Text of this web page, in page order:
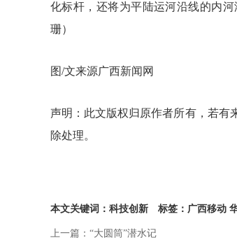
化标杆，还将为平陆运河沿线的内
珊）
图/文来源广西新闻网
声明：此文版权归原作者所有，若有
除处理。
本文关键词：科技创新 标签：广西移动
上一篇：“大圆筒”潜水记